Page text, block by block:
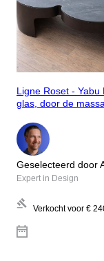
Ligne Roset - Yabu
glas, door de
Geselecteerd door
Expert in Design
Verkocht voor €